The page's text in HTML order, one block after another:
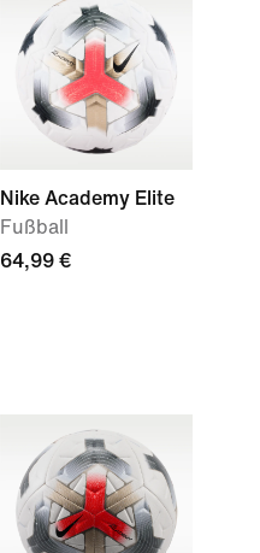
Nike Academy Elite
Fußball
64,99 €